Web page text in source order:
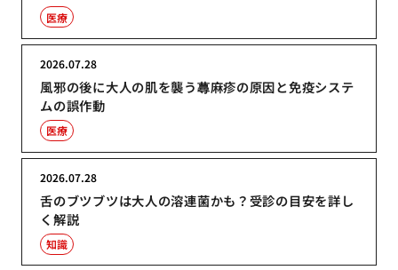
医療
風邪の後に大人の肌を襲う蕁麻疹の原因と免疫システ
ムの誤作動
2026.07.28
医療
舌のブツブツは大人の溶連菌かも？受診の目安を詳し
く解説
2026.07.28
知識